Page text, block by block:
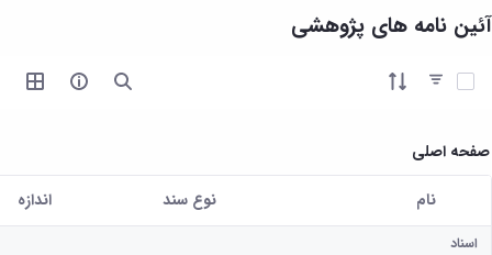
آئین نامه های پژوهشی
آیتم ها را انتخاب کنید
صفحه اصلی
کاربر انتخاب شده
نام نوع سند اندازه
اسناد